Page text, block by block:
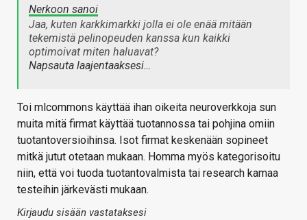
Nerkoon sanoi
Jaa, kuten karkkimarkki jolla ei ole enää mitään
tekemistä pelinopeuden kanssa kun kaikki
optimoivat miten haluavat?
Napsauta laajentaaksesi…
Toi mlcommons käyttää ihan oikeita neuroverkkoja sun
muita mitä firmat käyttää tuotannossa tai pohjina omiin
tuotantoversioihinsa. Isot firmat keskenään sopineet
mitkä jutut otetaan mukaan. Homma myös kategorisoitu
niin, että voi tuoda tuotantovalmista tai research kamaa
testeihin järkevästi mukaan.
Kirjaudu sisään vastataksesi